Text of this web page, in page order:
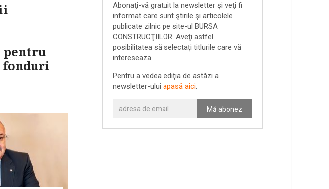
pentru
Abonaţi-vă gratuit la newsletter şi veţi fi
informat care sunt ştirile şi articolele
publicate zilnic pe site-ul BURSA
CONSTRUCŢIILOR. Aveţi astfel
posibilitatea să selectaţi titlurile care vă
intereseaza.
Pentru a vedea ediţia de astăzi a
newsletter-ului apasă aici.
Mă abonez